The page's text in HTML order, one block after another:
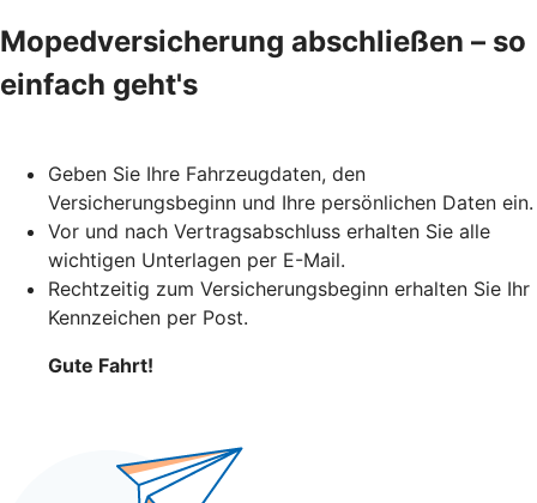
Mopedversicherung abschließen – so
einfach geht's
Geben Sie Ihre Fahrzeugdaten, den
Versicherungsbeginn und Ihre persönlichen Daten ein.
Vor und nach Vertragsabschluss erhalten Sie alle
wichtigen Unterlagen per E-Mail.
Rechtzeitig zum Versicherungsbeginn erhalten Sie Ihr
Kennzeichen per Post.
Gute Fahrt!